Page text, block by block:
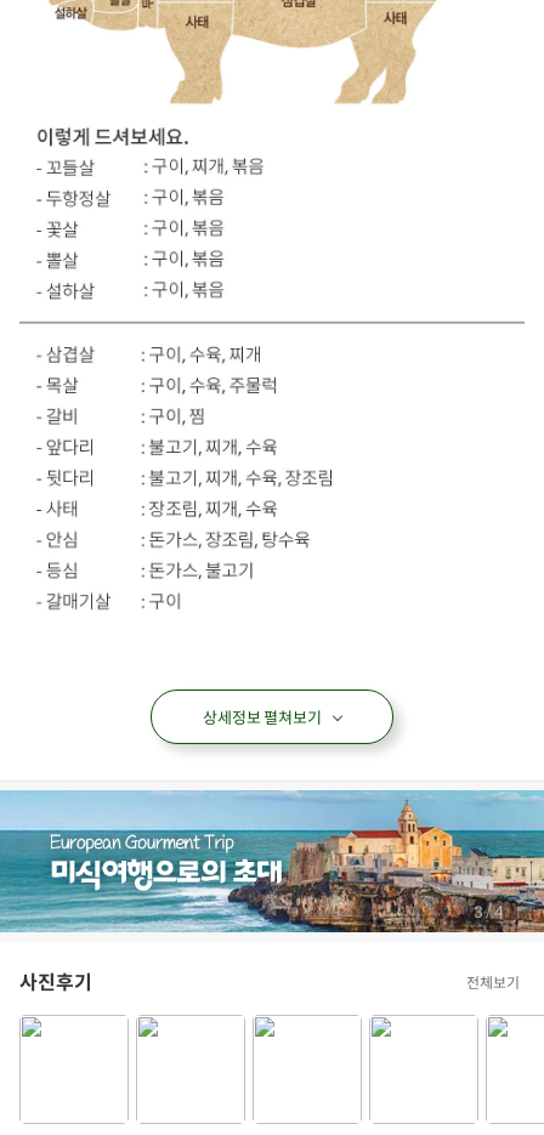
무항생제 삼겹살
무항생제삼겹살
아이들식단 지중해식단 오아시스반찬
상품필수정보
상세정보 펼쳐보기
3/4
사진후기 전체보기